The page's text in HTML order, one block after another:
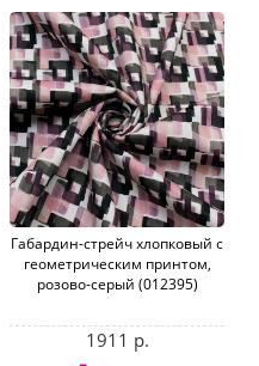
Габардин-стрейч хлопковый с
геометрическим принтом,
розово-серый (012395)
1911 р.